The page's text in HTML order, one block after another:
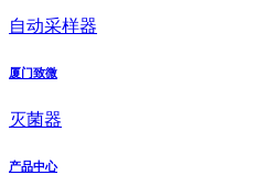
自动采样器
厦门致微
灭菌器
产品中心